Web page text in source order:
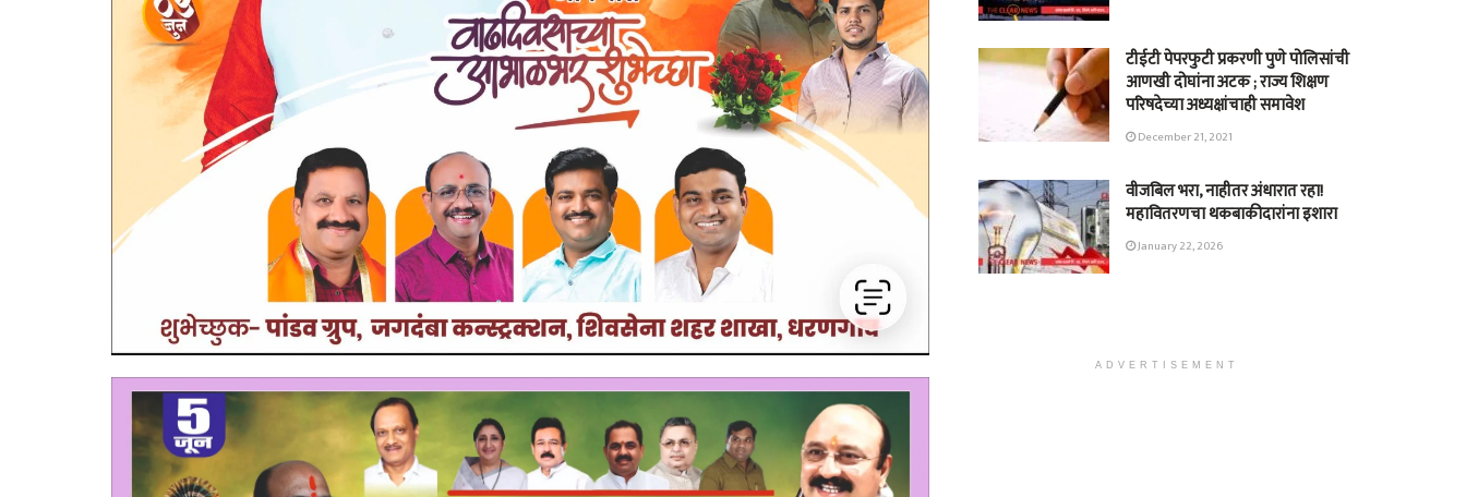
टीईटी पेपरफुटी प्रकरणी पुणे पोलिसांची
आणखी दोघांना अटक ; राज्य शिक्षण
परिषदेच्या अध्यक्षांचाही समावेश
December 21, 2021
वीजबिल भरा, नाहीतर अंधारात रहा!
महावितरणचा थकबाकीदारांना इशारा
January 22, 2026
ADVERTISEMENT